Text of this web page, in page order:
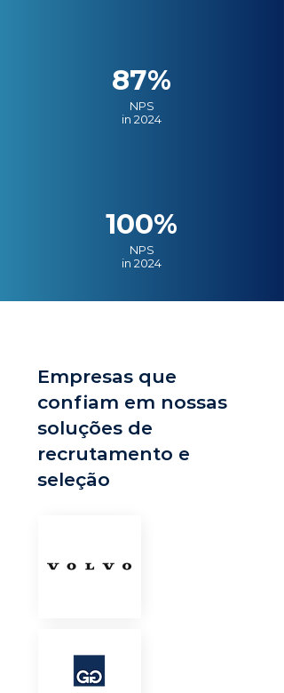
87%
NPS
in 2024
100%
NPS
in 2024
Empresas que
confiam em nossas
soluções de
recrutamento e
seleção